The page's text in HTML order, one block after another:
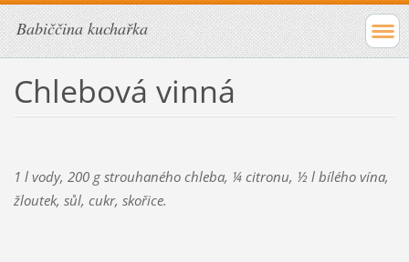
Babiččina kuchařka
Chlebová vinná
1 l vody, 200 g strouhaného chleba, ¼ citronu, ½ l bílého vína,
žloutek, sůl, cukr, skořice.